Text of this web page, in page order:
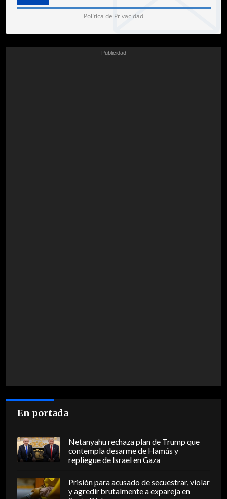
Política de Privacidad
En portada
Netanyahu rechaza plan de Trump que
contempla desarme de Hamás y
repliegue de Israel en Gaza
Prisión para acusado de secuestrar, violar
y agredir brutalmente a expareja en